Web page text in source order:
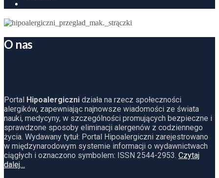
O nas
Portal Hipoalergiczni działa na rzecz społeczności
alergików, zapewniając najnowsze wiadomości ze świata
nauki, medycyny, w szczególności promujących bezpieczne i
sprawdzone sposoby eliminacji alergenów z codziennego
życia. Wydawany tytuł: Portal Hipoalergiczni zarejestrowano
w międzynarodowym systemie informacji o wydawnictwach
ciągłych i oznaczono symbolem: ISSN 2544-2953. Czytaj
dalej…